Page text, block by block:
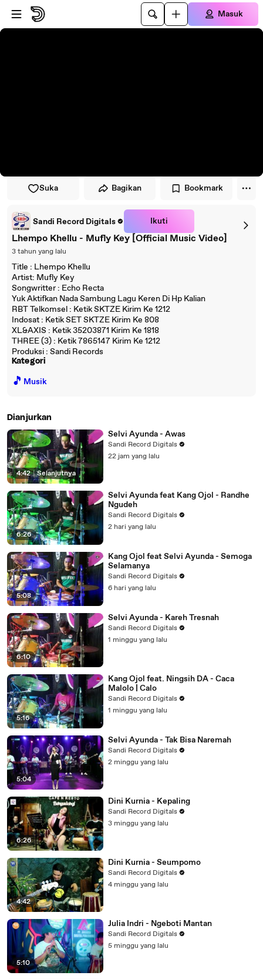
Lewati ke pemutar
Lewatkan ke konten utama
Masuk
Suka Bagikan Bookmark
Sandi Record Digitals Ikuti
Lhempo Khellu - Mufly Key [Official Music Video]
3 tahun yang lalu
Title : Lhempo Khellu
Artist: Mufly Key
Songwritter : Echo Recta
Yuk Aktifkan Nada Sambung Lagu Keren Di Hp Kalian
RBT Telkomsel : Ketik SKTZE Kirim Ke 1212
Indosat : Ketik SET SKTZE Kirim Ke 808
XL&AXIS : Ketik 35203871 Kirim Ke 1818
THREE (3) : Ketik 7865147 Kirim Ke 1212
Produksi : Sandi Records
Kategori
🎵 Musik
Dianjurkan
4:42 | Selanjutnya
Selvi Ayunda - Awas
Sandi Record Digitals
22 jam yang lalu
6:26
Selvi Ayunda feat Kang Ojol - Randhe
Ngudeh
Sandi Record Digitals
2 hari yang lalu
5:08
Kang Ojol feat Selvi Ayunda - Semoga
Selamanya
Sandi Record Digitals
6 hari yang lalu
6:10
Selvi Ayunda - Kareh Tresnah
Sandi Record Digitals
1 minggu yang lalu
5:16
Kang Ojol feat. Ningsih DA - Caca
Malolo | Calo
Sandi Record Digitals
1 minggu yang lalu
5:04
Selvi Ayunda - Tak Bisa Naremah
Sandi Record Digitals
2 minggu yang lalu
6:26
Dini Kurnia - Kepaling
Sandi Record Digitals
3 minggu yang lalu
4:42
Dini Kurnia - Seumpomo
Sandi Record Digitals
4 minggu yang lalu
5:10
Julia Indri - Ngeboti Mantan
Sandi Record Digitals
5 minggu yang lalu